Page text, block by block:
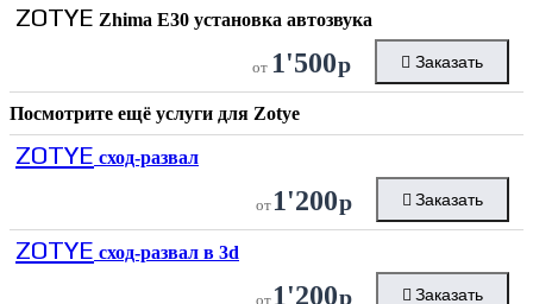
ZOTYE Zhima E30 установка автозвука
от 1'500р Заказать
Посмотрите ещё услуги для Zotye
ZOTYE сход-развал
от 1'200р Заказать
ZOTYE сход-развал в 3d
от 1'200р Заказать